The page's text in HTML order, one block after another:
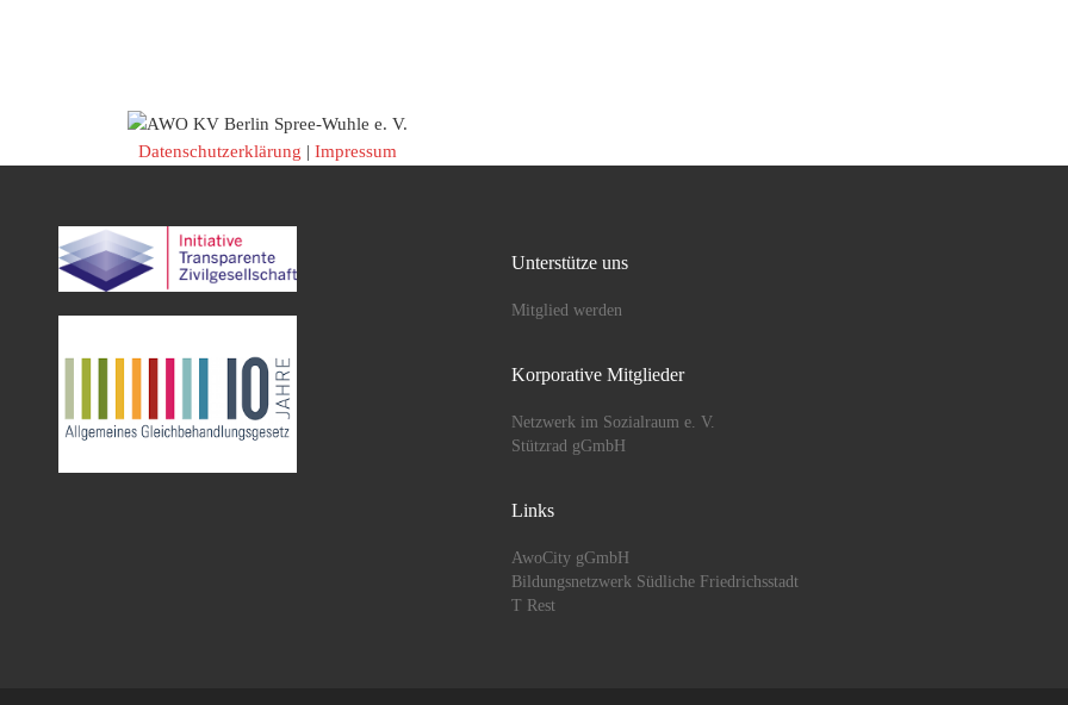
Datenschutzerklärung | Impressum
Unterstütze uns
Mitglied werden
Korporative Mitglieder
Netzwerk im Sozialraum e. V.
Stützrad gGmbH
Links
AwoCity gGmbH
Bildungsnetzwerk Südliche Friedrichsstadt
T Rest